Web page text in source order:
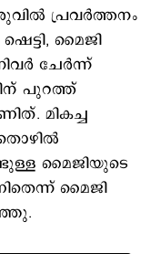
പ്രവര്‍ത്തനം
മൈജി
ചേര്‍ന്ന്
പുറത്ത്
മികച്ച
മൈജിയുടെ
മൈജി